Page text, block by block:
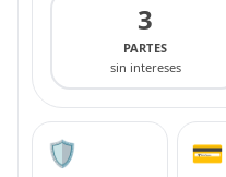
3
PARTES
sin intereses
🛡️ 💳